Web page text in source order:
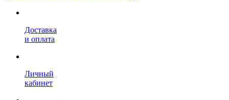
Доставка
и оплата
Личный
кабинет